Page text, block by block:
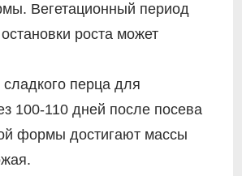
Вегетационный период
роста может
перца для
100-110 дней после посева
формы достигают массы